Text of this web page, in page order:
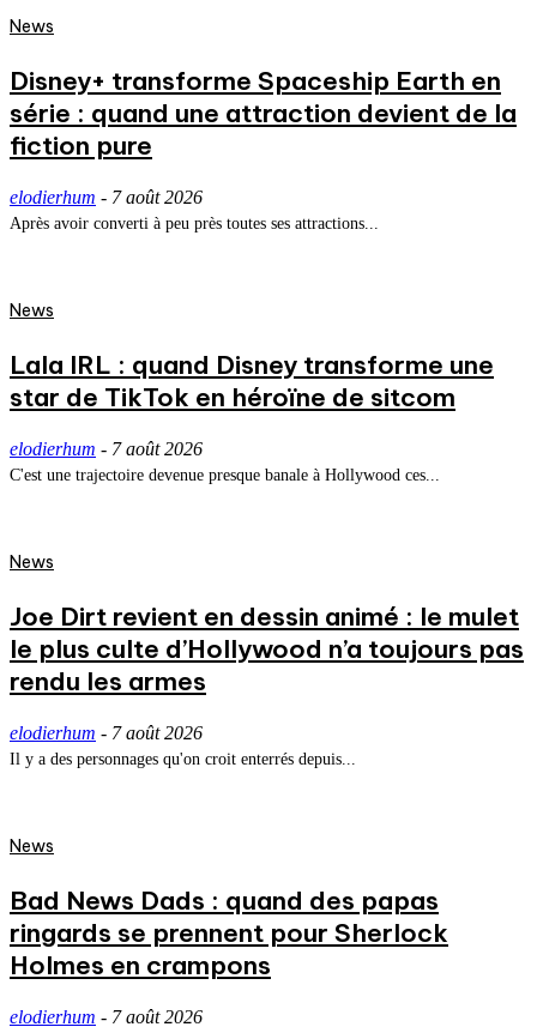
News
Disney+ transforme Spaceship Earth en
série : quand une attraction devient de la
fiction pure
elodierhum - 7 août 2026
Après avoir converti à peu près toutes ses attractions...
News
Lala IRL : quand Disney transforme une
star de TikTok en héroïne de sitcom
elodierhum - 7 août 2026
C'est une trajectoire devenue presque banale à Hollywood ces...
News
Joe Dirt revient en dessin animé : le mulet
le plus culte d’Hollywood n’a toujours pas
rendu les armes
elodierhum - 7 août 2026
Il y a des personnages qu'on croit enterrés depuis...
News
Bad News Dads : quand des papas
ringards se prennent pour Sherlock
Holmes en crampons
elodierhum - 7 août 2026